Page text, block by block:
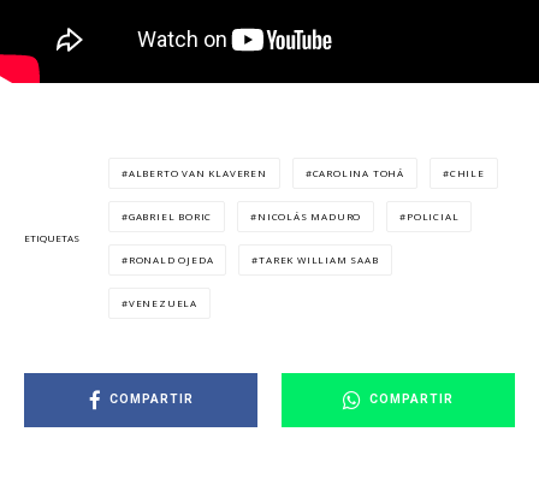
ETIQUETAS
ALBERTO VAN KLAVEREN CAROLINA TOHÁ CHILE
GABRIEL BORIC NICOLÁS MADURO POLICIAL
RONALD OJEDA TAREK WILLIAM SAAB
VENEZUELA
COMPARTIR COMPARTIR